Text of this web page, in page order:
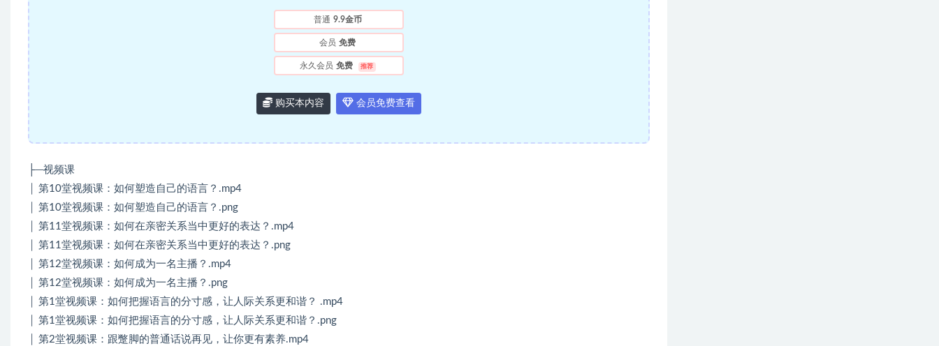
普通 9.9金币
会员 免费
永久会员 免费 推荐
购买本内容 会员免费查看
├─视频课
│ 第10堂视频课：如何塑造自己的语言？.mp4
│ 第10堂视频课：如何塑造自己的语言？.png
│ 第11堂视频课：如何在亲密关系当中更好的表达？.mp4
│ 第11堂视频课：如何在亲密关系当中更好的表达？.png
│ 第12堂视频课：如何成为一名主播？.mp4
│ 第12堂视频课：如何成为一名主播？.png
│ 第1堂视频课：如何把握语言的分寸感，让人际关系更和谐？ .mp4
│ 第1堂视频课：如何把握语言的分寸感，让人际关系更和谐？.png
│ 第2堂视频课：跟蹩脚的普通话说再见，让你更有素养.mp4